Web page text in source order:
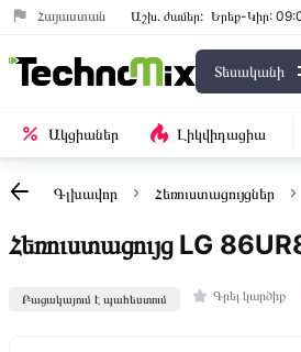
Հայաստան Աշխ․ ժամեր: Երեք-Կիր:
Տեսականի
Ակցիաներ Լիկվիդացիա
Գլխավոր Հեռուստացույցներ
Հեռուստացույց LG
Բացակայում է պահեստում Գրել կարծիք